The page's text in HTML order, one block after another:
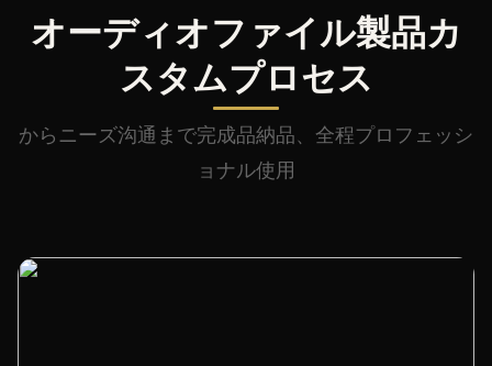
オーディオファイル製品カ
スタムプロセス
からニーズ沟通まで完成品納品、全程プロフェッシ
ョナル使用